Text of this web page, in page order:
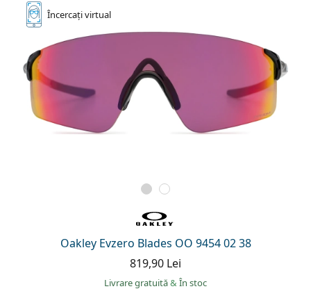
Încercațivirtual
Oakley Evzero Blades OO 9454 02 38
819,90 Lei
Livrare gratuită& În stoc